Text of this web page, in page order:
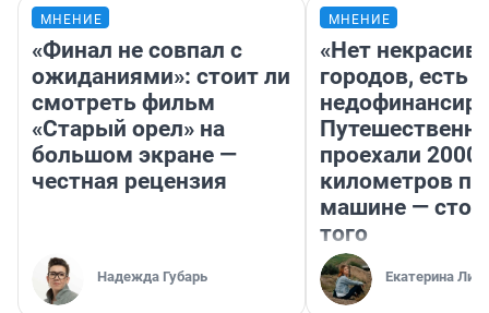
МНЕНИЕ
«Финал не совпал с
ожиданиями»: стоит ли
смотреть фильм
«Старый орел» на
большом экране —
честная рецензия
Надежда Губарь
МНЕНИЕ
«Нет
городов, есть
проехали 2000
километров по
машине —
того
Екатерина